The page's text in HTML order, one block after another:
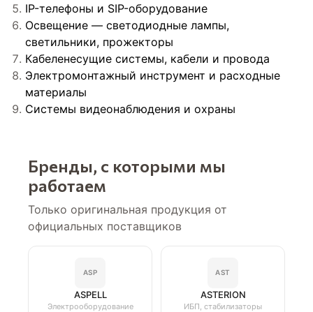
IP-телефоны и SIP-оборудование
Освещение — светодиодные лампы,
светильники, прожекторы
Кабеленесущие системы, кабели и провода
Электромонтажный инструмент и расходные
материалы
Системы видеонаблюдения и охраны
Бренды, с которыми мы
работаем
Только оригинальная продукция от
официальных поставщиков
ASP
ASPELL
Электрооборудование
AST
ASTERION
ИБП, стабилизаторы